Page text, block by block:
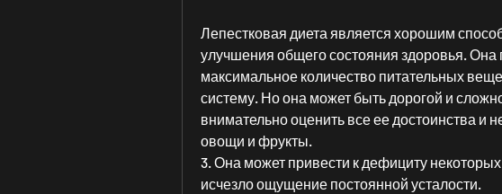
Лепестковая диета является хорошим
улучшения общего состояния здоровья. Она
максимальное количество питательных
систему. Но она может быть дорогой и
внимательно оценить все ее достоинства и
овощи и фрукты.
3. Она может привести к дефициту
исчезло ощущение постоянной усталости.